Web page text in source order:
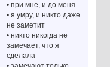
• при мне, и до меня
• я умру, и никто даже
не заметит
• никто никогда не
замечает, что я
сделала